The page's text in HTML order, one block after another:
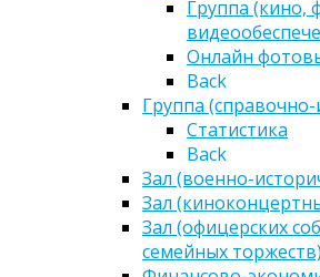
Группа (кино,
Онлайн
Back
Группа
Статистика
Back
Зал (военно-
Зал
Зал (офицерских
семейных торжеств)